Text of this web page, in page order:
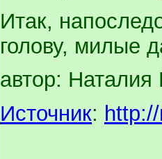
Итак,
голову, милые
автор:
Источник: